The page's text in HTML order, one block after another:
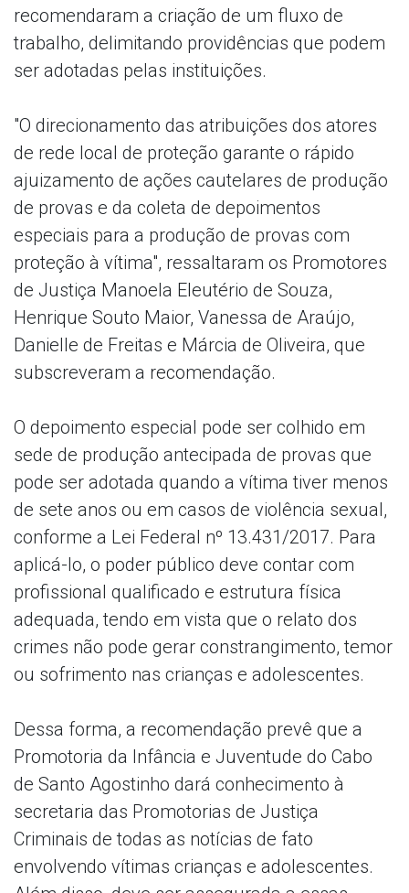
recomendaram a criação de um fluxo de
trabalho, delimitando providências que podem
ser adotadas pelas instituições.
"O direcionamento das atribuições dos atores
de rede local de proteção garante o rápido
ajuizamento de ações cautelares de produção
de provas e da coleta de depoimentos
especiais para a produção de provas com
proteção à vítima", ressaltaram os Promotores
de Justiça Manoela Eleutério de Souza,
Henrique Souto Maior, Vanessa de Araújo,
Danielle de Freitas e Márcia de Oliveira, que
subscreveram a recomendação.
O depoimento especial pode ser colhido em
sede de produção antecipada de provas que
pode ser adotada quando a vítima tiver menos
de sete anos ou em casos de violência sexual,
conforme a Lei Federal nº 13.431/2017. Para
aplicá-lo, o poder público deve contar com
profissional qualificado e estrutura física
adequada, tendo em vista que o relato dos
crimes não pode gerar constrangimento, temor
ou sofrimento nas crianças e adolescentes.
Dessa forma, a recomendação prevê que a
Promotoria da Infância e Juventude do Cabo
de Santo Agostinho dará conhecimento à
secretaria das Promotorias de Justiça
Criminais de todas as notícias de fato
envolvendo vítimas crianças e adolescentes.